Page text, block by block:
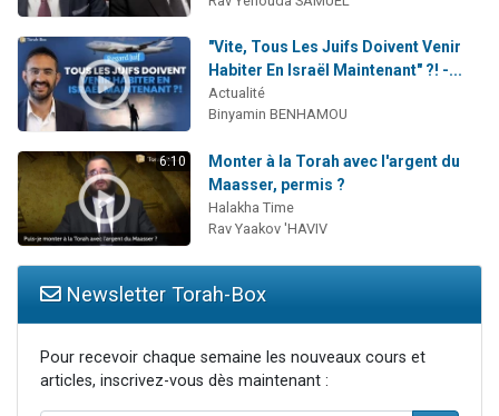
"Vite, Tous Les Juifs Doivent Venir
Habiter En Israël Maintenant" ?! -...
Actualité
Binyamin BENHAMOU
6:10
Monter à la Torah avec l'argent du
Maasser, permis ?
Halakha Time
Rav Yaakov 'HAVIV
Newsletter Torah-Box
Pour recevoir chaque semaine les nouveaux cours et
articles, inscrivez-vous dès maintenant :